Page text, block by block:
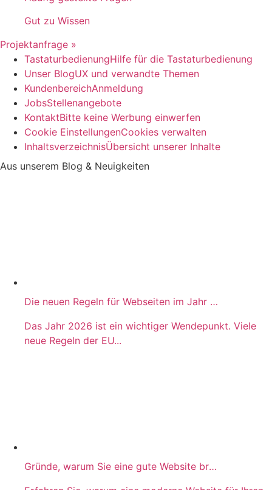
Gut zu Wissen
Projektanfrage »
TastaturbedienungHilfe für die Tastaturbedienung
Unser BlogUX und verwandte Themen
KundenbereichAnmeldung
JobsStellenangebote
KontaktBitte keine Werbung einwerfen
Cookie EinstellungenCookies verwalten
InhaltsverzeichnisÜbersicht unserer Inhalte
Aus unserem Blog & Neuigkeiten
Die neuen Regeln für Webseiten im Jahr 2026
Das Jahr 2026 ist ein wichtiger Wendepunkt. Viele
neue Regeln der EU...
Gründe, warum Sie eine gute Website brauchen!​